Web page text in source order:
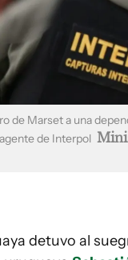
de Marset a una
de Interpol
detuvo al